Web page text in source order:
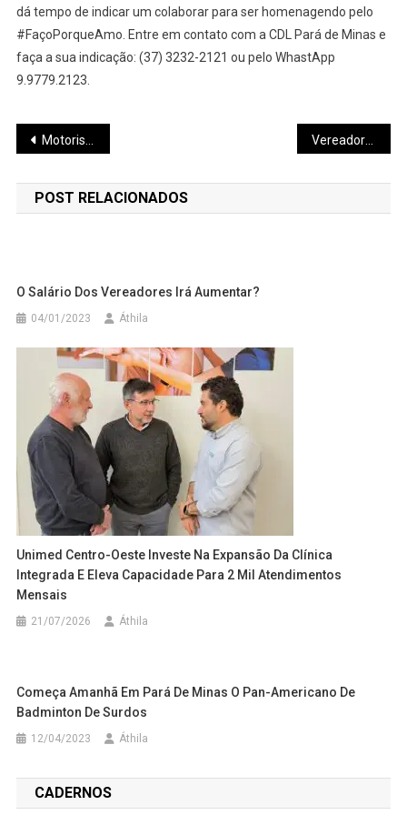
dá tempo de indicar um colaborar para ser homenagendo pelo
#FaçoPorqueAmo. Entre em contato com a CDL Pará de Minas e
faça a sua indicação: (37) 3232-2121 ou pelo WhastApp
9.9779.2123.
Navegação
de
Post
Motorista morre ao cair com caminhão em ribanceira no Recanto da Lagoa
POST RELACIONADOS
O Salário Dos Vereadores Irá Aumentar?
04/01/2023 Áthila
Unimed Centro-Oeste Investe Na Expansão Da Clínica
Integrada E Eleva Capacidade Para 2 Mil Atendimentos
Mensais
21/07/2026 Áthila
Começa Amanhã Em Pará De Minas O Pan-Americano De
Badminton De Surdos
12/04/2023 Áthila
CADERNOS